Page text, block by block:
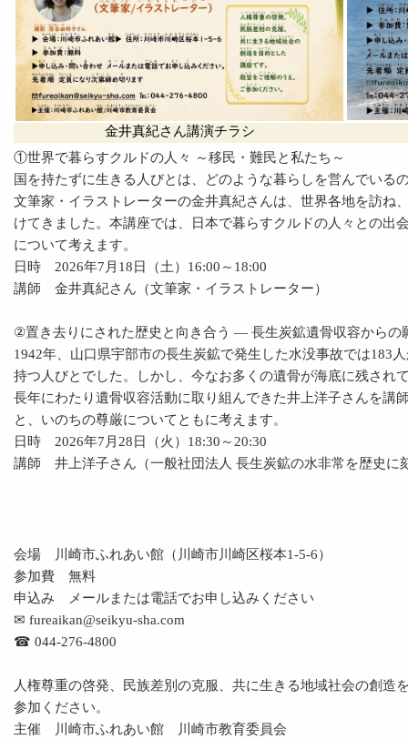
金井真紀さん講演チラシ
①世界で暮らすクルドの人々 ～移民・難民と私たち～
国を持たずに生きる人びとは、どのような暮らしを営んでいる
文筆家・イラストレーターの金井真紀さんは、世界各地を訪ね
けてきました。本講座では、日本で暮らすクルドの人々との出
について考えます。
日時 2026年7月18日（土）16:00～18:00
講師 金井真紀さん（文筆家・イラストレーター）
②置き去りにされた歴史と向き合う ― 長生炭鉱遺骨収容から
1942年、山口県宇部市の長生炭鉱で発生した水没事故では183
持つ人びとでした。しかし、今なお多くの遺骨が海底に残され
長年にわたり遺骨収容活動に取り組んできた井上洋子さんを講
と、いのちの尊厳についてともに考えます。
日時 2026年7月28日（火）18:30～20:30
講師 井上洋子さん（一般社団法人 長生炭鉱の水非常を歴史に
会場 川崎市ふれあい館（川崎市川崎区桜本1-5-6）
参加費 無料
申込み メールまたは電話でお申し込みください
✉ fureaikan@seikyu-sha.com
☎ 044-276-4800
⼈権尊重の啓発、⺠族差別の克服、共に⽣きる地域社会の創造
参加ください。
主催 川崎市ふれあい館 川崎市教育委員会